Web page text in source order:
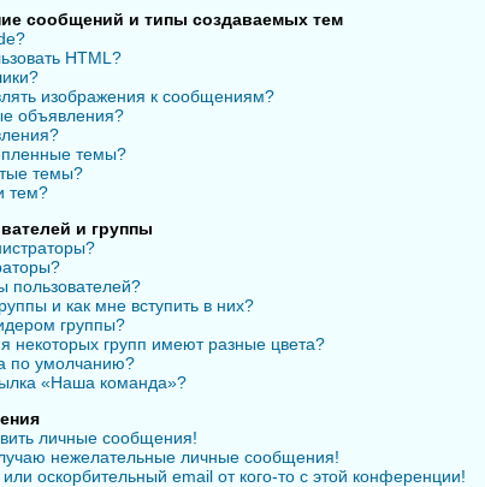
сообщений и типы создаваемых тем
HTML?
изображения к сообщениям?
объявления?
темы?
темы?
тем?
и группы
пользователей?
и как мне вступить в них?
группы?
некоторых групп имеют разные цвета?
по умолчанию?
«Наша команда»?
личные сообщения!
нежелательные личные сообщения!
оскорбительный email от кого-то с этой конференции!